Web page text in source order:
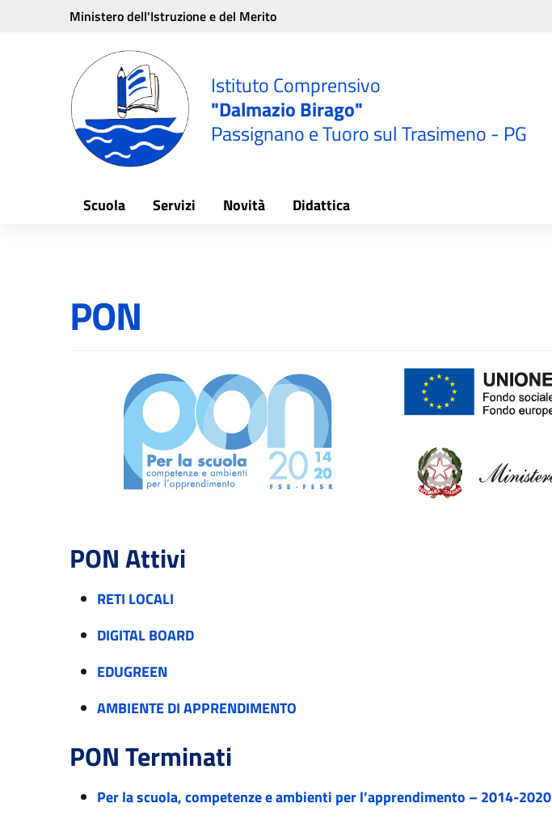
Vai ai contenuti
Vai al menu di navigazione
Ministero dell'Istruzione e del Merito
Istituto Comprensivo
"Dalmazio Birago"
Passignano e Tuoro sul Trasimeno - PG
Scuola Servizi Novità Didattica
PON
PON Attivi
RETI LOCALI
DIGITAL BOARD
EDUGREEN
AMBIENTE DI APPRENDIMENTO
PON Terminati
Per la scuola, competenze e ambienti per l’apprendimento – 2014-2020